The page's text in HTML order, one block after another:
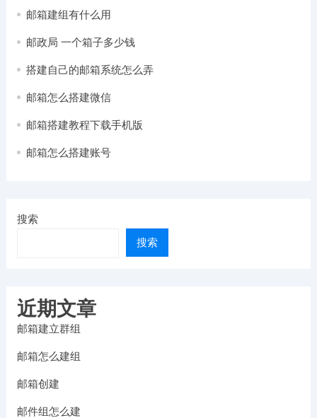
邮箱建组有什么用
邮政局 一个箱子多少钱
搭建自己的邮箱系统怎么弄
邮箱怎么搭建微信
邮箱搭建教程下载手机版
邮箱怎么搭建账号
搜索
搜索
近期文章
邮箱建立群组
邮箱怎么建组
邮箱创建
邮件组怎么建